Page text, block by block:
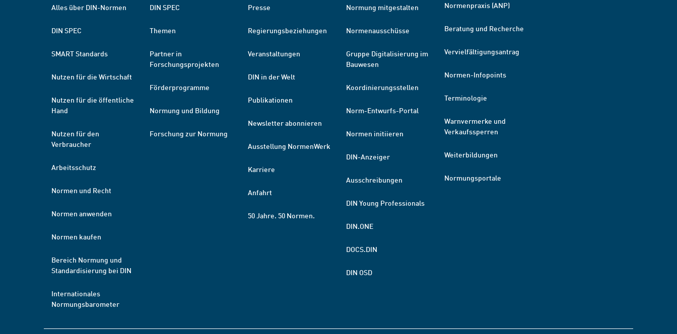
Alles über DIN-Normen
DIN SPEC
SMART Standards
Nutzen für die Wirtschaft
Nutzen für die öffentliche
Hand
Nutzen für den
Verbraucher
Arbeitsschutz
Normen und Recht
Normen anwenden
Normen kaufen
Bereich Normung und
Standardisierung bei DIN
Internationales
Normungsbarometer
DIN SPEC
Themen
Partner in
Forschungsprojekten
Förderprogramme
Normung und Bildung
Forschung zur Normung
Presse
Regierungsbeziehungen
Veranstaltungen
DIN in der Welt
Publikationen
Newsletter abonnieren
Ausstellung NormenWerk
Karriere
Anfahrt
50 Jahre. 50 Normen.
Normung mitgestalten
Normenausschüsse
Gruppe Digitalisierung im
Bauwesen
Koordinierungsstellen
Norm-Entwurfs-Portal
Normen initiieren
DIN-Anzeiger
Ausschreibungen
DIN Young Professionals
DIN.ONE
DOCS.DIN
DIN OSD
Normenpraxis (ANP)
Beratung und Recherche
Vervielfältigungsantrag
Normen-Infopoints
Terminologie
Warnvermerke und
Verkaufssperren
Weiterbildungen
Normungsportale